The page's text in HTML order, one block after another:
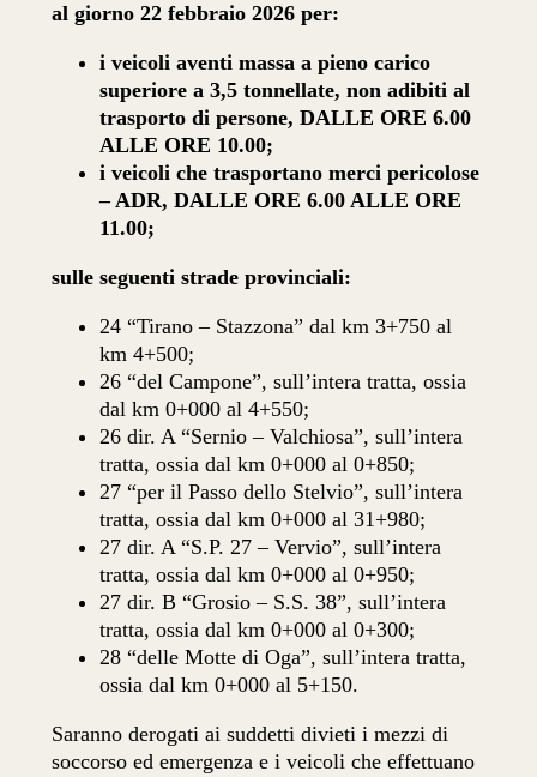
al giorno 22 febbraio 2026 per:
i veicoli aventi massa a pieno carico
superiore a 3,5 tonnellate, non adibiti al
trasporto di persone, DALLE ORE 6.00
ALLE ORE 10.00;
i veicoli che trasportano merci pericolose
– ADR, DALLE ORE 6.00 ALLE ORE
11.00;
sulle seguenti strade provinciali:
24 “Tirano – Stazzona” dal km 3+750 al
km 4+500;
26 “del Campone”, sull’intera tratta, ossia
dal km 0+000 al 4+550;
26 dir. A “Sernio – Valchiosa”, sull’intera
tratta, ossia dal km 0+000 al 0+850;
27 “per il Passo dello Stelvio”, sull’intera
tratta, ossia dal km 0+000 al 31+980;
27 dir. A “S.P. 27 – Vervio”, sull’intera
tratta, ossia dal km 0+000 al 0+950;
27 dir. B “Grosio – S.S. 38”, sull’intera
tratta, ossia dal km 0+000 al 0+300;
28 “delle Motte di Oga”, sull’intera tratta,
ossia dal km 0+000 al 5+150.
Saranno derogati ai suddetti divieti i mezzi di
soccorso ed emergenza e i veicoli che effettuano